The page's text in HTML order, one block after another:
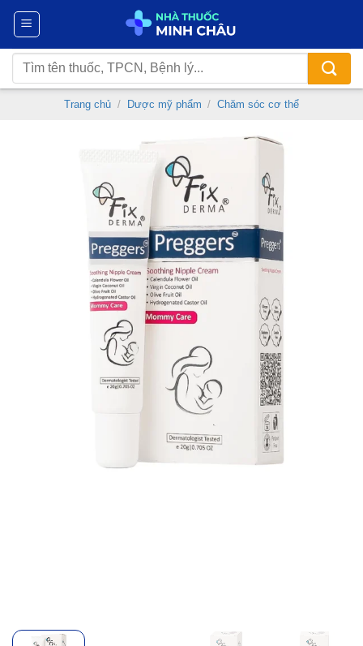
Chuyển
nội
dung
Tìm
kiếm:
Trang chủ / Dược mỹ phẩm / Chăm sóc cơ thể